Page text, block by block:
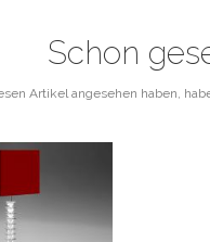
Schon
Artikel angesehen haben,